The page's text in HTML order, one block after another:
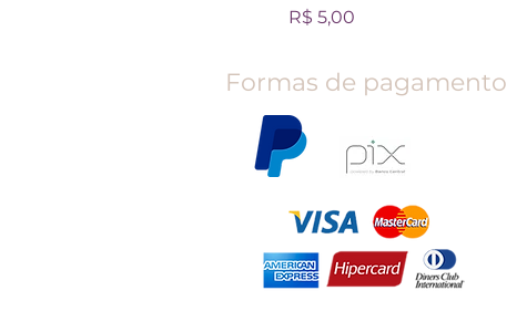
Preço
R$ 5,00
Formas de pagamento